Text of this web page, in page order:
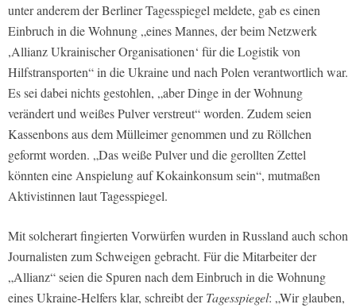
unter anderem der BerlinerTagesspiegel meldete, gab es einen
Einbruch in die Wohnung „eines Mannes, der beim Netzwerk
,Allianz Ukrainischer Organisationen‘ für die Logistik von
Hilfstransporten“ in die Ukraine und nach Polen verantwortlich war.
Es sei dabei nichts gestohlen, „aber Dinge in der Wohnung
verändert und weißes Pulver verstreut“ worden. Zudem seien
Kassenbons aus dem Mülleimer genommen und zu Röllchen
geformt worden. „Das weiße Pulver und die gerollten Zettel
könnten eine Anspielung auf Kokainkonsum sein“, mutmaßen
Aktivistinnen lautTagesspiegel.
Mit solcherart fingierten Vorwürfen wurden in Russland auch schon
Journalisten zum Schweigen gebracht. Für die Mitarbeiter der
„Allianz“ seien die Spuren nach dem Einbruch in die Wohnung
eines Ukraine-Helfers klar, schreibt derTagesspiegel: „Wir glauben,